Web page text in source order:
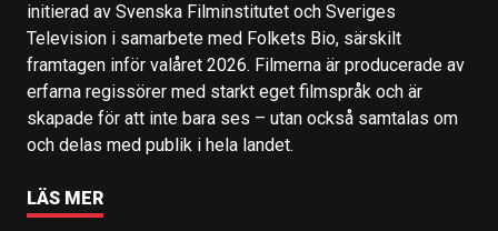
initierad av Svenska Filminstitutet och Sveriges
Television i samarbete med Folkets Bio, särskilt
framtagen inför valåret 2026. Filmerna är producerade av
erfarna regissörer med starkt eget filmspråk och är
skapade för att inte bara ses – utan också samtalas om
och delas med publik i hela landet.
LÄS MER